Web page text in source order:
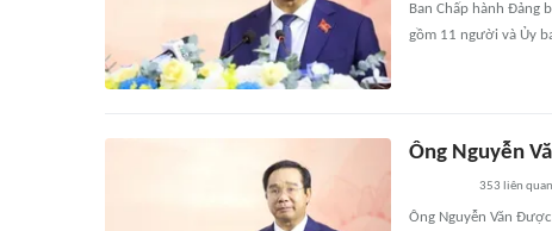
Ban Chấp hành Đảng
gồm 11 người và Ủy
Ông Nguyễn
353 liên quan
Ông Nguyễn Văn